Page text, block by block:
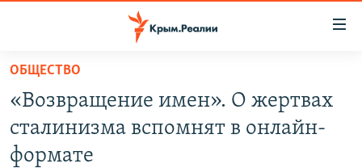
Вернуться
основному
содержанию
Вернутся
СПЕЦПРОЕКТЫ
ВОДА
ОБЩЕСТВО
«Возвращение имен». О жертвах
сталинизма вспомнят в онлайн-
формате